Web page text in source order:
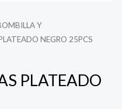
Y
NEGRO 25PCS
PLATEADO